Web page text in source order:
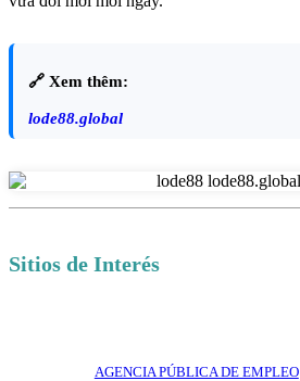
🔗 Xem thêm:
lode88.global
Sitios de Interés
AGENCIA PÚBLICA DE EMPLEO